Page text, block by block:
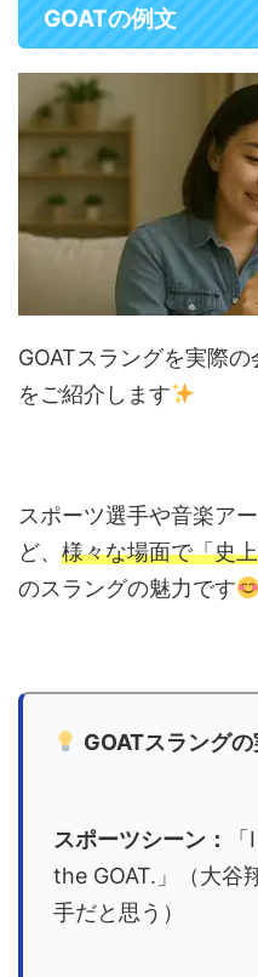
GOATの例文
GOATスラングを実際
をご紹介します
スポーツ選手や音楽ア
ど、 様々な場面で「史
のスラングの魅力です
GOATスラング
スポーツシーン：
the GOAT.」（大谷
手だと思う）